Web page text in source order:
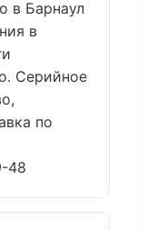
в Барнаул
в
Серийное
по
48